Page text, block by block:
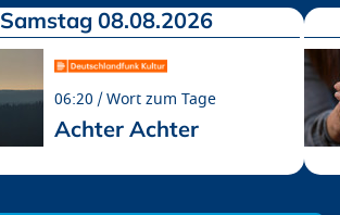
Samstag 08.08.2026
06:20 Wort zum Tage
Achter Achter